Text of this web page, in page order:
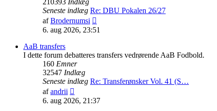
210393 Indlæg
Seneste indlæg Re: DBU Pokalen 26/27
afBrodernumsi
det
6. aug 2026, 23:51
AaB transfers
I dette forum debatteres transfers vedrørende AaB Fodbold.
160 Emner
32547 Indlæg
Seneste indlæg Re: Transferønsker Vol. 41 (S…
afandrii
det
6. aug 2026, 21:37